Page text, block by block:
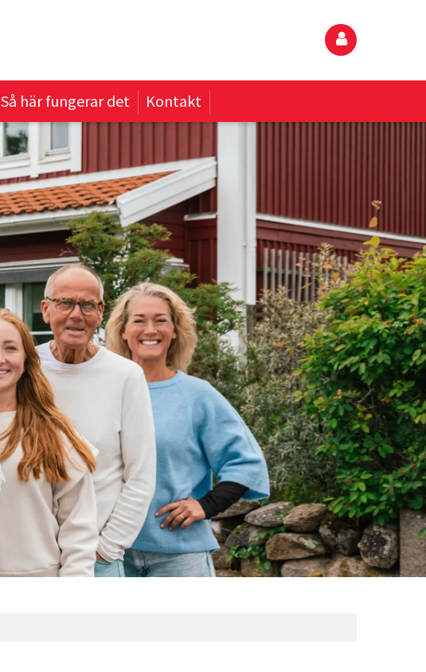
Så här fungerar det Kontakt